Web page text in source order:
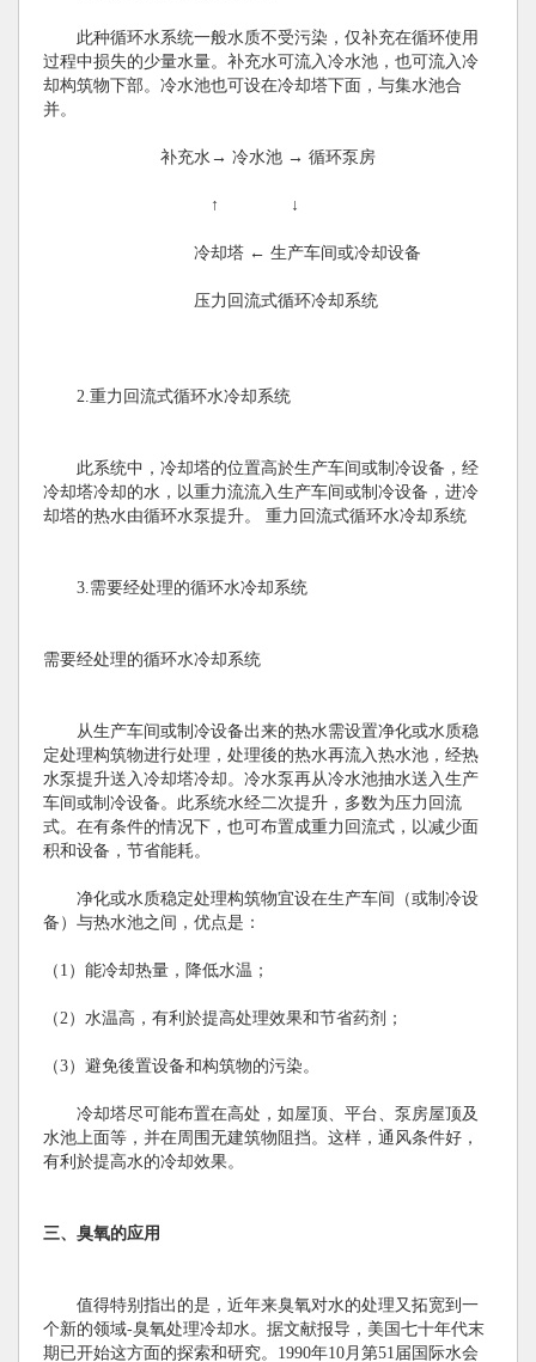
此种循环水系统一般水质不受污染，仅补充在循环使用
过程中损失的少量水量。补充水可流入冷水池，也可流入冷
却构筑物下部。冷水池也可设在冷却塔下面，与集水池合
并。
补充水→ 冷水池 → 循环泵房
↑ ↓
冷却塔 ← 生产车间或冷却设备
压力回流式循环冷却系统
2.重力回流式循环水冷却系统
此系统中，冷却塔的位置高於生产车间或制冷设备，经
冷却塔冷却的水，以重力流流入生产车间或制冷设备，进冷
却塔的热水由循环水泵提升。 重力回流式循环水冷却系统
3.需要经处理的循环水冷却系统
需要经处理的循环水冷却系统
从生产车间或制冷设备出来的热水需设置净化或水质稳
定处理构筑物进行处理，处理後的热水再流入热水池，经热
水泵提升送入冷却塔冷却。冷水泵再从冷水池抽水送入生产
车间或制冷设备。此系统水经二次提升，多数为压力回流
式。在有条件的情况下，也可布置成重力回流式，以减少面
积和设备，节省能耗。
净化或水质稳定处理构筑物宜设在生产车间（或制冷设
备）与热水池之间，优点是：
（1）能冷却热量，降低水温；
（2）水温高，有利於提高处理效果和节省药剂；
（3）避免後置设备和构筑物的污染。
冷却塔尽可能布置在高处，如屋顶、平台、泵房屋顶及
水池上面等，并在周围无建筑物阻挡。这样，通风条件好，
有利於提高水的冷却效果。
三、臭氧的应用
值得特别指出的是，近年来臭氧对水的处理又拓宽到一
个新的领域-臭氧处理冷却水。据文献报导，美国七十年代末
期已开始这方面的探索和研究。1990年10月第51届国际水会